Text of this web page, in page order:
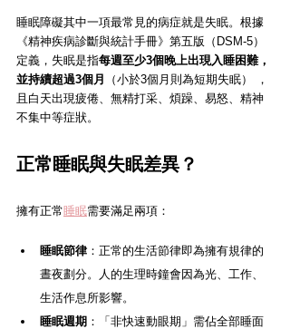
睡眠障礙其中一項最常見的病症就是失眠。根據
《精神疾病診斷與統計手冊》第五版（DSM-5）
定義，失眠是指每週至少3個晚上出現入睡困難，
並持續超過3個月
（小於3個月則為短期失眠） ，
且白天出現疲倦、無精打采、煩躁、易怒、精神
不集中等症狀。
正常睡眠與失眠差異？
擁有正常睡眠需要滿足兩項：
睡眠節律 ：正常的生活節律即為擁有規律的
晝夜劃分。人的生理時鐘會因為光、工作、
生活作息所影響。
睡眠週期 ：「非快速動眼期」需佔全部睡面